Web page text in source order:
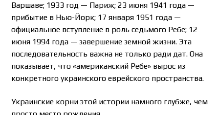
Варшаве; 1933 год — Париж; 23 июня 1941 года —
прибытие в Нью-Йорк; 17 января 1951 года —
официальное вступление в роль седьмого Ребе; 12
июня 1994 года — завершение земной жизни. Эта
последовательность важна не только ради дат. Она
показывает, что «американский Ребе» вырос из
конкретного украинского еврейского пространства.
Украинские корни этой истории намного глубже, чем